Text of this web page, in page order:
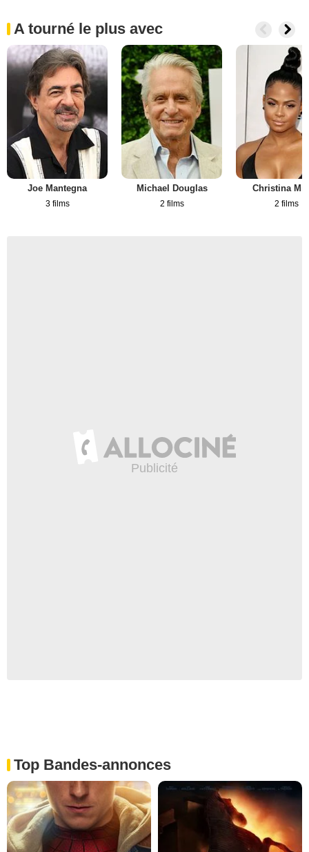
A tourné le plus avec
Joe Mantegna
3 films
Michael Douglas
2 films
Christina
2 films
Top Bandes-annonces